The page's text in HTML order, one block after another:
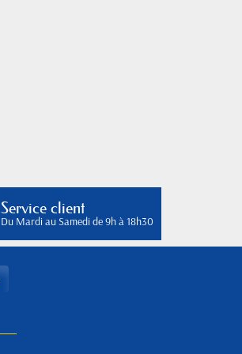
Service client
Du Mardi au Samedi de 9h à 18h30